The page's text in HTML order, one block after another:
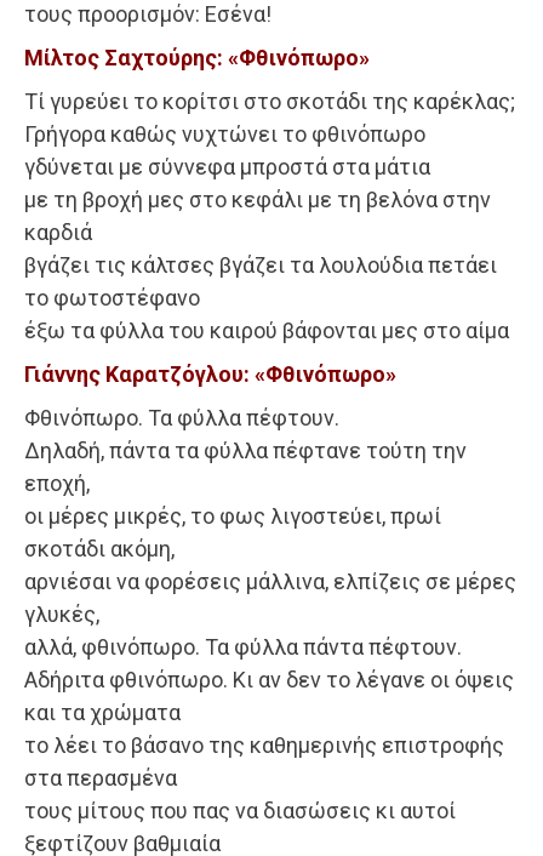
τους προορισμόν: Εσένα!
Μίλτος Σαχτούρης: «Φθινόπωρο»
Τί γυρεύει το κορίτσι στο σκοτάδι της καρέκλας;
Γρήγορα καθώς νυχτώνει το φθινόπωρο
γδύνεται με σύννεφα μπροστά στα μάτια
με τη βροχή μες στο κεφάλι με τη βελόνα στην
καρδιά
βγάζει τις κάλτσες βγάζει τα λουλούδια πετάει
το φωτοστέφανο
έξω τα φύλλα του καιρού βάφονται μες στο αίμα
Γιάννης Καρατζόγλου: «Φθινόπωρο»
Φθινόπωρο. Τα φύλλα πέφτουν.
Δηλαδή, πάντα τα φύλλα πέφτανε τούτη την
εποχή,
οι μέρες μικρές, το φως λιγοστεύει, πρωί
σκοτάδι ακόμη,
αρνιέσαι να φορέσεις μάλλινα, ελπίζεις σε μέρες
γλυκές,
αλλά, φθινόπωρο. Τα φύλλα πάντα πέφτουν.
Αδήριτα φθινόπωρο. Κι αν δεν το λέγανε οι όψεις
και τα χρώματα
το λέει το βάσανο της καθημερινής επιστροφής
στα περασμένα
τους μίτους που πας να διασώσεις κι αυτοί
ξεφτίζουν βαθμιαία